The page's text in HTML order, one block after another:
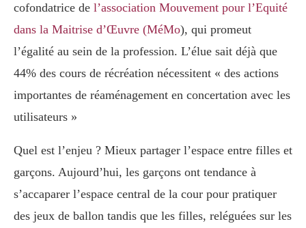
cofondatrice de l’association Mouvement pour l’Equité
dans la Maitrise d’Œuvre (MéMo), qui promeut
l’égalité au sein de la profession. L’élue sait déjà que
44% des cours de récréation nécessitent « des actions
importantes de réaménagement en concertation avec les
utilisateurs »
Quel est l’enjeu ? Mieux partager l’espace entre filles et
garçons. Aujourd’hui, les garçons ont tendance à
s’accaparer l’espace central de la cour pour pratiquer
des jeux de ballon tandis que les filles, reléguées sur les